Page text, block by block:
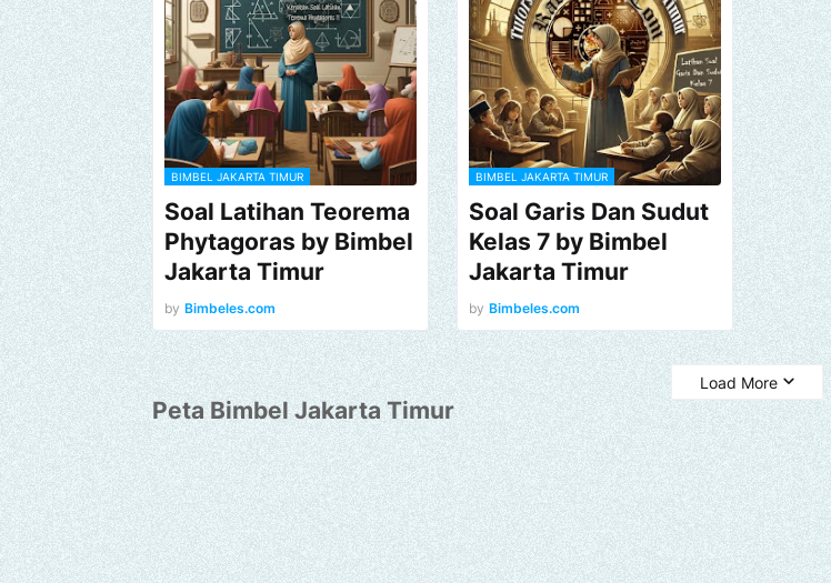
BIMBEL JAKARTA TIMUR
Soal Latihan Teorema
Phytagoras by Bimbel
Jakarta Timur
by Bimbeles.com
BIMBEL JAKARTA TIMUR
Soal Garis Dan Sudut
Kelas 7 by Bimbel
Jakarta Timur
by Bimbeles.com
Load More
Peta Bimbel Jakarta Timur